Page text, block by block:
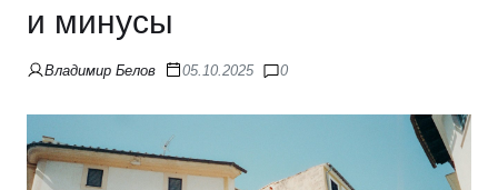
и минусы
Владимир Белов 05.10.2025 0